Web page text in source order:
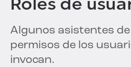
Roles de
Algunos asistentes
permisos de los
invocan.